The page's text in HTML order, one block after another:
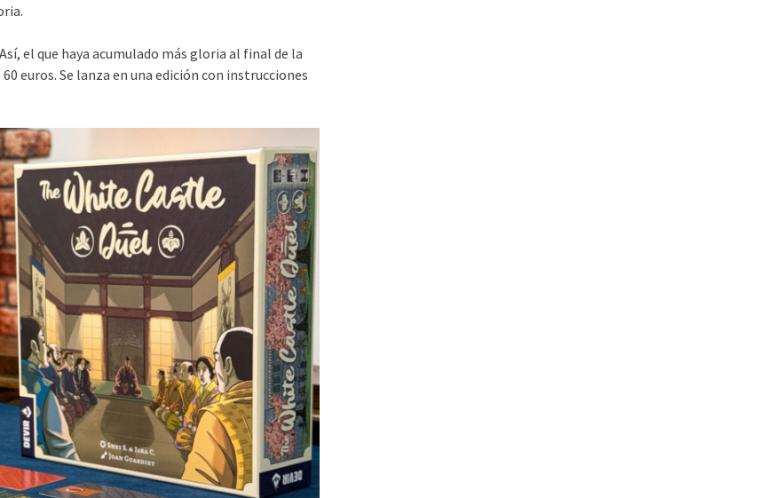
el que haya acumulado más gloria al final de la
60 euros. Se lanza en una edición con instrucciones